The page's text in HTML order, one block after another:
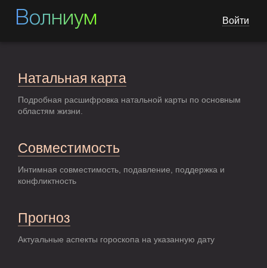
Волниум Войти
Натальная карта
Подробная расшифровка натальной карты по основным
областям жизни.
Совместимость
Интимная совместимость, подавление, поддержка и
конфликтность
Прогноз
Актуальные аспекты гороскопа на указанную дату